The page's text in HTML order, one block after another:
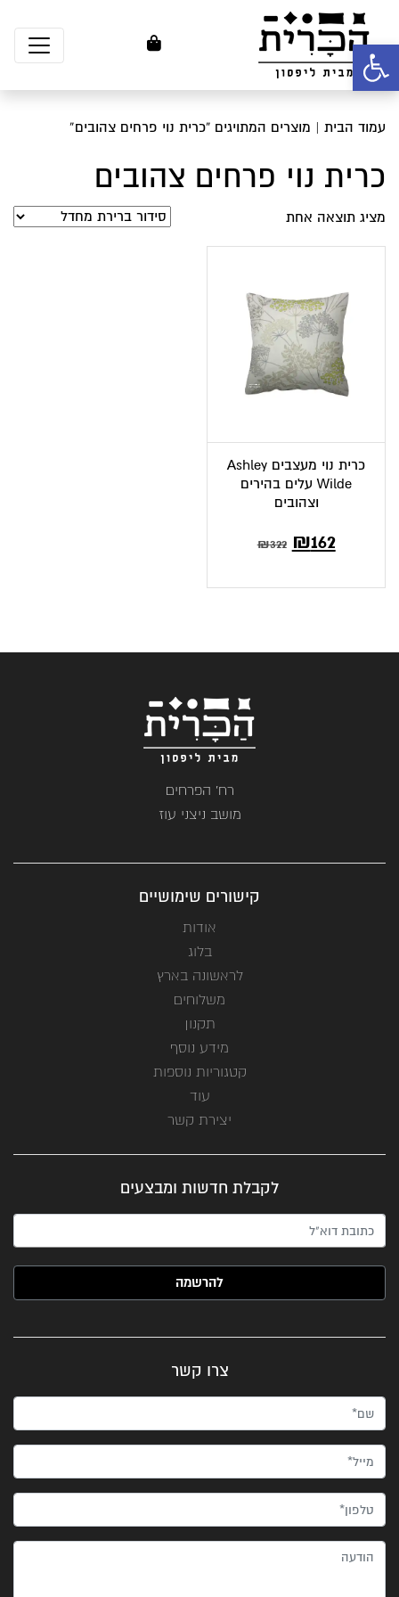
פתח סרגל נגישות
עמוד הבית | מוצרים המתויגים “כרית נוי פרחים צהובים”
כרית נוי פרחים צהובים
מציג תוצאה אחת
כרית נוי מעצבים Ashley
Wilde עלים בהירים
וצהובים
₪322 ₪162
רח' הפרחים
מושב ניצני עוז
קישורים שימושיים
אודות
בלוג
לראשונה בארץ
משלוחים
תקנון
מידע נוסף
קטגוריות נוספות
עוד
יצירת קשר
לקבלת חדשות ומבצעים
האימייל שלך (חובה)
צרו קשר